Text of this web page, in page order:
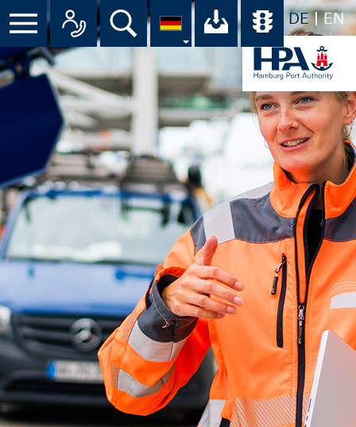
DE EN
Menü Alle Ansprechpartner im
Suche Ihr Download-